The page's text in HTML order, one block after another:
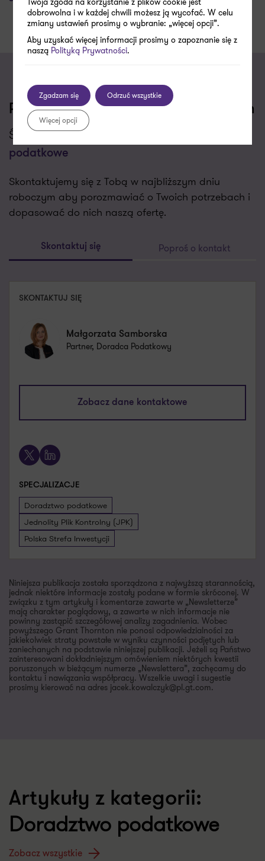
Porozmawiajmy o Twoich wyzwaniach
Świadczymy usługi w zakresie
podatkowe
Skontaktujemy się z Tobą w najbliższym dniu
roboczym aby porozmawiać o Twoich potrzebach i
dopasować do nich naszą ofertę.
Skontaktuj się Poproś o kontakt
SKONTAKTUJ SIĘ
Małgorzata Samborska
Partner, Doradca Podatkowy
Zobacz dane kontaktowe
malgorzata.samborska@pl.gt.com
+48 661 538 580
Umów spotkanie
X LinkedIn
SPECJALIZACJE
Doradztwo podatkowe
Jednolity Plik Kontrolny (JPK)
Polska Strefa Inwestycji
Niniejsza publikacja została sporządzona z najwyższą starannością,
jednak niektóre informacje zostały podane w formie skróconej. W
związku z tym artykuły i komentarze zawarte w „Newsletterze”
mają charakter poglądowy, a zawarte w nich informacje nie
powinny zastąpić szczegółowej analizy zagadnienia. Wobec
powyższego Grant Thornton nie ponosi odpowiedzialności za
jakiekolwiek straty powstałe w wyniku czynności podjętych lub
zaniechanych na podstawie niniejszej publikacji. Jeżeli są Państwo
zainteresowani dokładniejszym omówieniem niektórych kwestii
poruszonych w bieżącym numerze „Newslettera”, zachęcamy do
kontaktu i nawiązania współpracy. Wszelkie uwagi i sugestie
prosimy kierować na adres jacek.kowalczyk@pl.gt.com.
Artykuły z kategorii:
Doradztwo podatkowe
Zobacz wszystkie
dobrowolna i w każdej chwili możesz ją wycofać. W celu
zmiany ustawień prosimy o wybranie: „więcej opcji”.
Aby uzyskać więcej informacji prosimy o zapoznanie się z
naszą Polityką Prywatności.
Zgadzam się Odrzuć wszystkie
Więcej opcji